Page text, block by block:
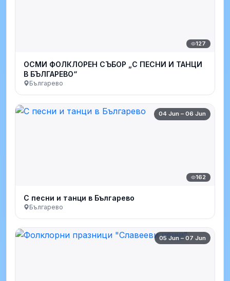
127
ОСМИ ФОЛКЛОРЕН СЪБОР „С ПЕСНИ И ТАНЦИ
В БЪЛГАРЕВО“
Българево
04 Jun – 06 Jun
162
С песни и танци в Българево
Българево
05 Jun – 07 Jun